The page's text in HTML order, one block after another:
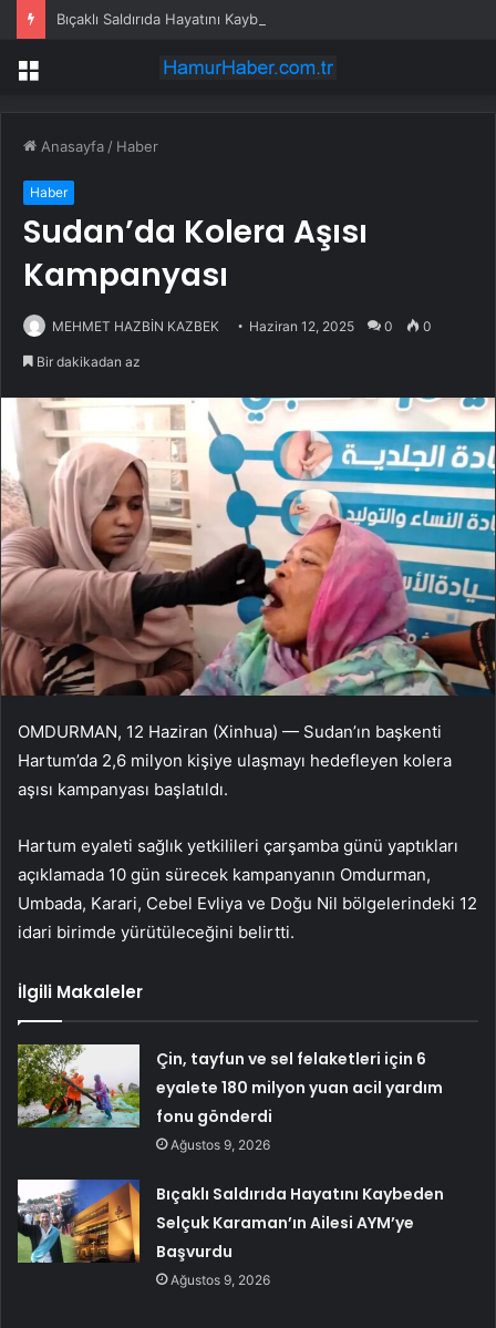
Menü
Anasayfa / Haber
Haber
Sudan’da Kolera Aşısı
Kampanyası
MEHMET HAZBİN KAZBEK Haziran 12, 2025 0 0
Bir dakikadan az
OMDURMAN, 12 Haziran (Xinhua) — Sudan’ın başkenti
Hartum’da 2,6 milyon kişiye ulaşmayı hedefleyen kolera
aşısı kampanyası başlatıldı.
Hartum eyaleti sağlık yetkilileri çarşamba günü yaptıkları
açıklamada 10 gün sürecek kampanyanın Omdurman,
Umbada, Karari, Cebel Evliya ve Doğu Nil bölgelerindeki 12
idari birimde yürütüleceğini belirtti.
İlgili Makaleler
Çin, tayfun ve sel felaketleri için 6
eyalete 180 milyon yuan acil yardım
fonu gönderdi
Ağustos 9, 2026
Bıçaklı Saldırıda Hayatını Kaybeden
Selçuk Karaman’ın Ailesi AYM’ye
Başvurdu
Ağustos 9, 2026